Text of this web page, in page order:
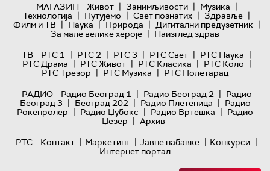
МАГАЗИН
Живот | Занимљивости | Музика |
Технологијa | Путујемо | Свет познатих | Здравље |
Филм и ТВ | Наука | Природа | Дигитални предузетник |
За мале велике хероје | Наизглед здрав
ТВ
РТС 1 | РТС 2 | РТС 3 | РТС Свет | РТС Наука |
РТС Драма | РТС Живот | РТС Класика | РТС Коло |
РТС Трезор | РТС Музика | РТС Полетарац
РАДИО
Радио Београд 1 | Радио Београд 2 | Радио
Београд 3 | Београд 202 | Радио Плетеница | Радио
Рокенролер | Радио Џубокс | Радио Вртешка | Радио
Џезер | Архив
РТС
Контакт | Маркетинг | Јавне набавке | Конкурси |
Интернет портал